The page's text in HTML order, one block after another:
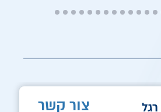
צור קשר